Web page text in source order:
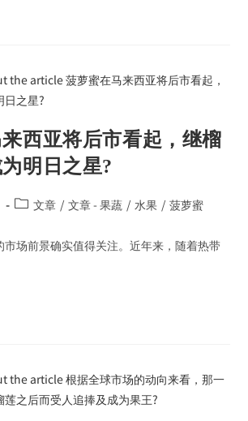
西亚将后市看起，继榴
明日之星?
文章 / 文章 - 果蔬 / 水果 / 菠萝蜜
市场前景确实值得关注。近年来，随着热带